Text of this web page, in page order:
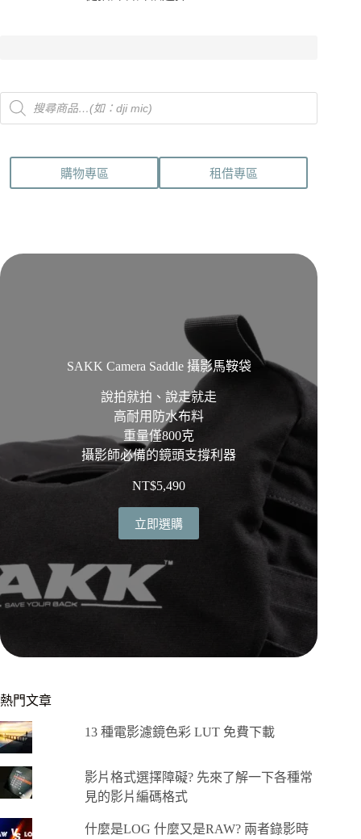
Products
search
購物專區 租借專區
SAKK Camera Saddle 攝影馬鞍袋
說拍就拍、說走就走
高耐用防水布料
重量僅800克
攝影師必備的鏡頭支撐利器
NT$5,490
立即選購
熱門文章
13 種電影濾鏡色彩 LUT 免費下載
影片格式選擇障礙? 先來了解一下各種常
見的影片編碼格式
什麼是LOG 什麼又是RAW? 兩者錄影時